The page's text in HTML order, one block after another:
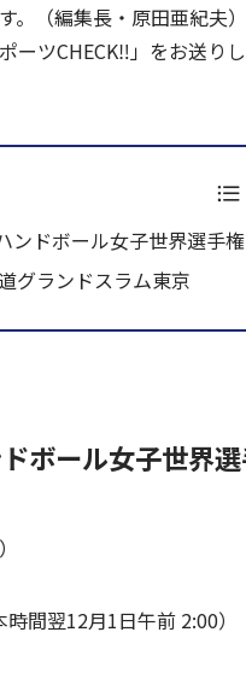
。（編集長・原田亜紀
ツCHECK‼」をお送りし
ンドボール女子世界選手
グランドスラム東京
ボール女子世界
間翌12月1日午前 2:00）